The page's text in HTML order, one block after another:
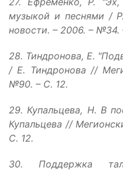
музыкой и песнями /
новости. – 2006. – №34.
28. Тиндронова, Е.
/ Е. Тиндронова //
№90. – С. 12.
29. Купальцева, Н. В
Купальцева //
С. 12.
30. Поддержка